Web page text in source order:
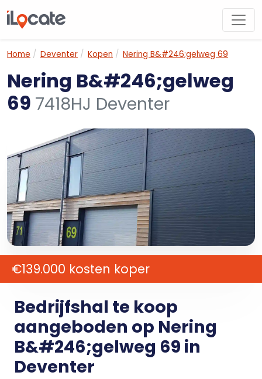
Home Deventer Kopen Nering B&#246;gelweg 69
Nering B&#246;gelweg
69 7418HJ Deventer
€139.000 kosten koper
Bedrijfshal te koop
aangeboden op Nering
B&#246;gelweg 69 in
Deventer